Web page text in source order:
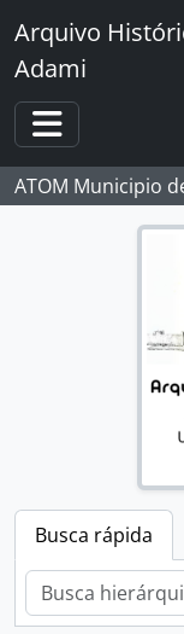
Skip to main content
Arquivo
Adami
Toggle
ATOM Municipio
Busca rápida